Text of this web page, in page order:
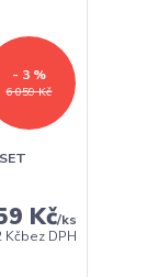
6 059 Kč
- 3 %
Kč/ks
Kčbez DPH